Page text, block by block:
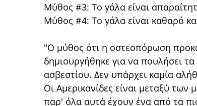
Μύθος #3: Το γάλα είναι
Μύθος #4: Το γάλα είναι καθαρό
"Ο μύθος ότι η οστεοπόρωση
δημιουργήθηκε για να πουλήσει
ασβεστίου. Δεν υπάρχει καμία
Οι Αμερικανίδες είναι μεταξύ
παρ' όλα αυτά έχουν ένα από τα